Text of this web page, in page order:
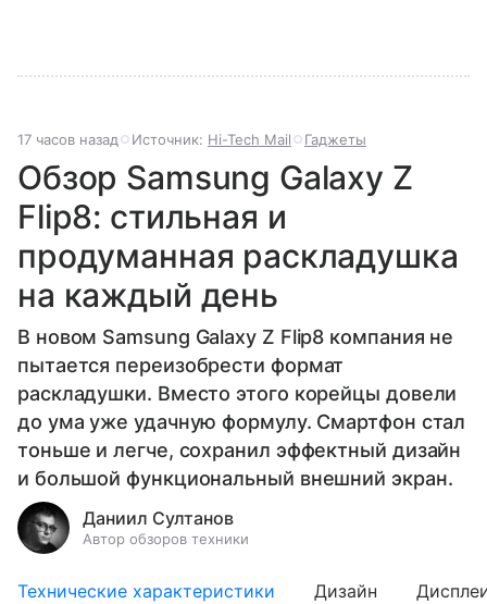
17 часов назад Источник: Hi-Tech Mail Гаджеты
Обзор Samsung Galaxy Z
Flip8: стильная и
продуманная раскладушка
на каждый день
В новом Samsung Galaxy Z Flip8 компания не
пытается переизобрести формат
раскладушки. Вместо этого корейцы довели
до ума уже удачную формулу. Смартфон стал
тоньше и легче, сохранил эффектный дизайн
и большой функциональный внешний экран.
Даниил Султанов
Автор обзоров техники
Технические характеристики Дизайн